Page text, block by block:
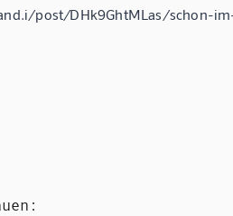
post/DHk9GhtMLas/schon-